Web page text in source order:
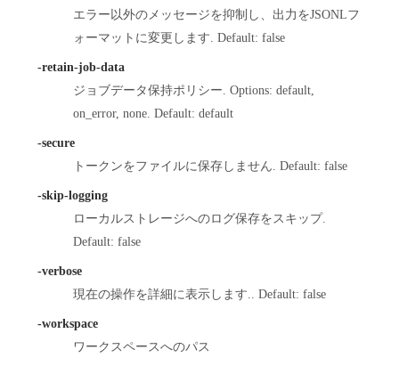
エラー以外のメッセージを抑制し、出力をJSONLフ
ォーマットに変更します. Default: false
-retain-job-data
ジョブデータ保持ポリシー. Options: default,
on_error, none. Default: default
-secure
トークンをファイルに保存しません. Default: false
-skip-logging
ローカルストレージへのログ保存をスキップ.
Default: false
-verbose
現在の操作を詳細に表示します.. Default: false
-workspace
ワークスペースへのパス